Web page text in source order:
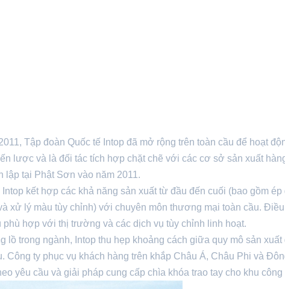
Tập đoàn Quốc tế Intop đã mở rộng trên toàn cầu để hoạt
lược và là đối tác tích hợp chặt chẽ với các cơ sở sản xuất
tại Phật Sơn vào năm 2011.
kết hợp các khả năng sản xuất từ ​​đầu đến cuối (bao gồm ép
xử lý màu tùy chỉnh) với chuyên môn thương mại toàn cầu.
hợp với thị trường và các dịch vụ tùy chỉnh linh hoạt.
trong ngành, Intop thu hẹp khoảng cách giữa quy mô sản xuất
ty phục vụ khách hàng trên khắp Châu Á, Châu Phi và
yêu cầu và giải pháp cung cấp chìa khóa trao tay cho khu công